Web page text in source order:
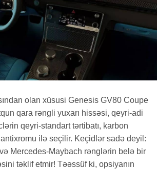
olan xüsusi Genesis GV80 Coupe
qara rəngli yuxarı hissəsi, qeyri-adi
qeyri-standart tərtibatı, karbon
ilə seçilir. Keçidlər sadə deyil:
Mercedes-Maybach rənglərin belə bir
təklif etmir! Təəssüf ki, opsiyanın